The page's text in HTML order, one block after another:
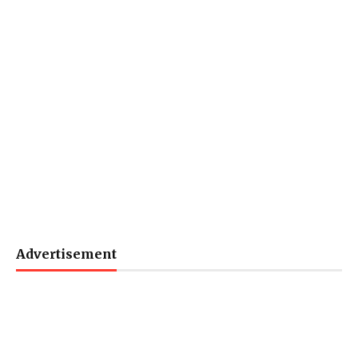
Advertisement